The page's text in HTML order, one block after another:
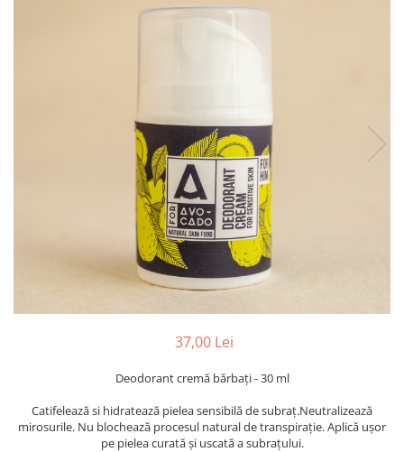
CIOCOLATĂ ȘI CACAO
PRODUSE ECO / ORGANICE
REMEDII NATURISTE
TOATE PRODUSELE
37,00 Lei
Deodorant cremă bărbați - 30 ml
Catifelează si hidratează pielea sensibilă de subraț.Neutralizează
mirosurile. Nu blochează procesul natural de transpirație. Aplică ușor
pe pielea curată și uscată a subrațului.